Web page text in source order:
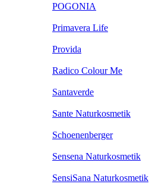
POGONIA
Primavera Life
Provida
Radico Colour Me
Santaverde
Sante Naturkosmetik
Schoenenberger
Sensena Naturkosmetik
SensiSana Naturkosmetik